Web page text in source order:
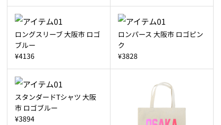
ロングスリーブ 大阪市 ロゴ
ブルー
¥4136
ロンパース 大阪市 ロゴピン
ク
¥3828
スタンダードTシャツ 大阪
市 ロゴブルー
¥3894